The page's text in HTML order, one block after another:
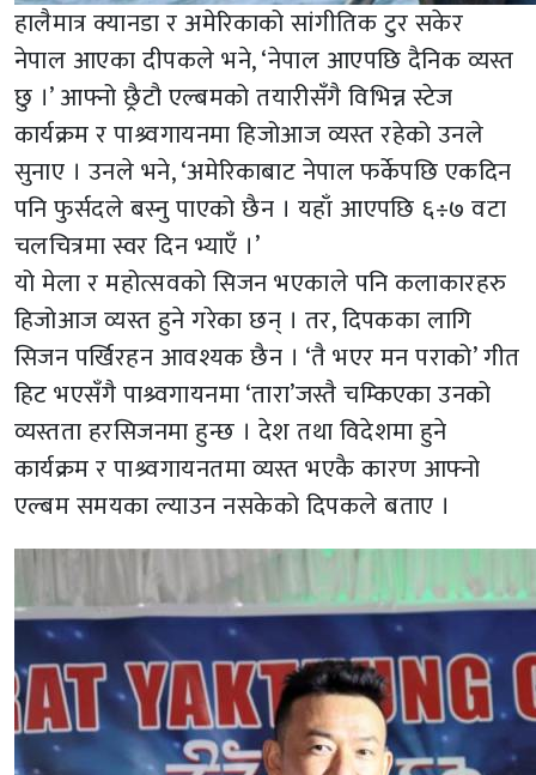
हालैमात्र क्यानडा र अमेरिकाको सांगीतिक टुर सकेर
नेपाल आएका दीपकले भने, ‘नेपाल आएपछि दैनिक व्यस्त
छु ।’ आफ्नो छ्रैटौ एल्बमको तयारीसँगै विभिन्न स्टेज
कार्यक्रम र पाश्र्वगायनमा हिजोआज व्यस्त रहेको उनले
सुनाए । उनले भने, ‘अमेरिकाबाट नेपाल फर्केपछि एकदिन
पनि फुर्सदले बस्नु पाएको छैन । यहाँ आएपछि ६÷७ वटा
चलचित्रमा स्वर दिन भ्याएँ ।’
यो मेला र महोत्सवको सिजन भएकाले पनि कलाकारहरु
हिजोआज व्यस्त हुने गरेका छन् । तर, दिपकका लागि
सिजन पर्खिरहन आवश्यक छैन । ‘तै भएर मन पराको’ गीत
हिट भएसँगै पाश्र्वगायनमा ‘तारा’जस्तै चम्किएका उनको
व्यस्तता हरसिजनमा हुन्छ । देश तथा विदेशमा हुने
कार्यक्रम र पाश्र्वगायनतमा व्यस्त भएकै कारण आफ्नो
एल्बम समयका ल्याउन नसकेको दिपकले बताए ।